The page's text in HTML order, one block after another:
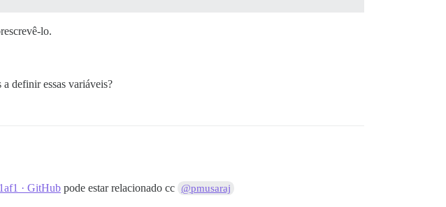
lo.
definir essas variáveis?
· GitHub pode estar relacionado cc @pmusaraj